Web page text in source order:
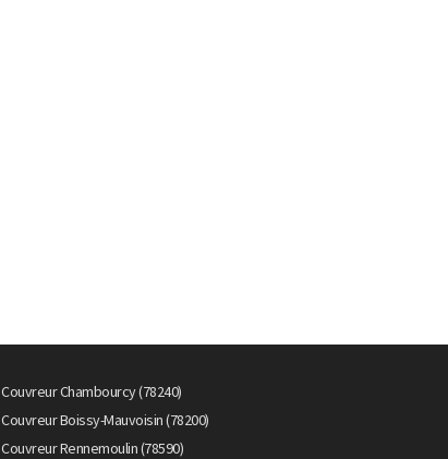
Couvreur Chambourcy (78240)
Couvreur Boissy-Mauvoisin (78200)
Couvreur Rennemoulin (78590)